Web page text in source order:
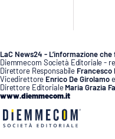
Storie
LAC
NETWORK
LaC News24 - L’informazione
Diemmecom Società Editoriale -
Direttore Responsabile Francesco
Vicedirettore Enrico De Girolamoe
Direttore Editoriale Maria Grazia
www.diemmecom.it